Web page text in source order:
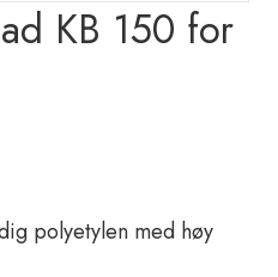
KB 150 for
polyetylen med høy